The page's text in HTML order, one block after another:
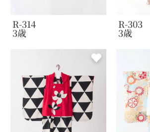
R-314
3歳
R-303
3歳